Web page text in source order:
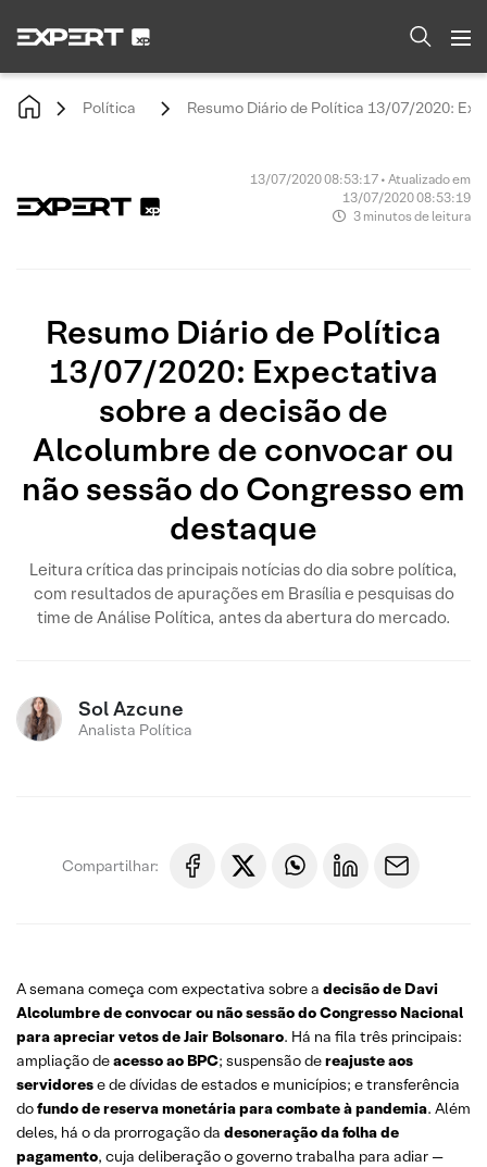
Política Resumo Diário de Política 13/07/2020:
13/07/2020 08:53:17 • Atualizado em
13/07/2020 08:53:19
3 minutos de leitura
Resumo Diário de Política
13/07/2020: Expectativa
sobre a decisão de
Alcolumbre de convocar ou
não sessão do Congresso em
destaque
Leitura crítica das principais notícias do dia sobre política,
com resultados de apurações em Brasília e pesquisas do
time de Análise Política, antes da abertura do mercado.
Sol Azcune
Analista Política
Compartilhar:
A semana começa com expectativa sobre a decisão de Davi
Alcolumbre de convocar ou não sessão do Congresso Nacional
para apreciar vetos de Jair Bolsonaro. Há na fila três principais:
ampliação deacesso ao BPC; suspensão dereajuste aos
servidorese de dívidas de estados e municípios; e transferência
dofundo de reserva monetária para combate à pandemia. Além
deles, há o da prorrogação da desoneração da folha de
pagamento, cuja deliberação o governo trabalha para adiar —